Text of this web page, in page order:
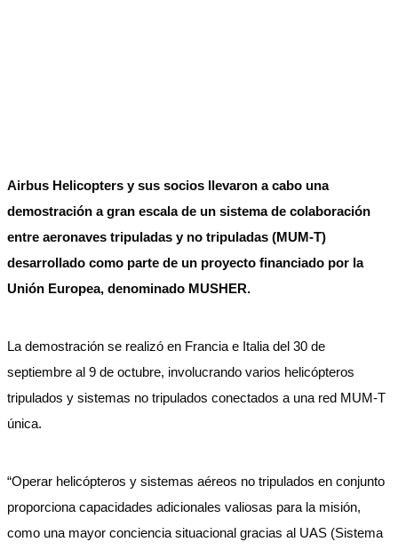
Airbus Helicopters y sus socios llevaron a cabo una
demostración a gran escala de un sistema de colaboración
entre aeronaves tripuladas y no tripuladas (MUM-T)
desarrollado como parte de un proyecto financiado por la
Unión Europea, denominado MUSHER.
La demostración se realizó en Francia e Italia del 30 de
septiembre al 9 de octubre, involucrando varios helicópteros
tripulados y sistemas no tripulados conectados a una red MUM-T
única.
“Operar helicópteros y sistemas aéreos no tripulados en conjunto
proporciona capacidades adicionales valiosas para la misión,
como una mayor conciencia situacional gracias al UAS (Sistema